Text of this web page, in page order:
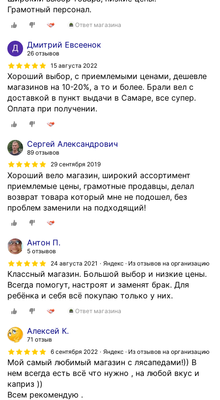
Грамотный персонал.
Ответ магазина
Дмитрий Евсеенок
26 отзывов
15 августа 2022
Хороший выбор, с приемлемыми ценами, дешевле
магазинов на 10-20%, а то и более. Брали вел с
доставкой в пункт выдачи в Самаре, все супер.
Оплата при получении.
Сергей Александрович
89 отзывов
29 сентября 2019
Хороший вело магазин, широкий ассортимент
приемлемые цены, грамотные продавцы, делал
возврат товара который мне не подошел, без
проблем заменили на подходящий!
Антон П.
5 отзывов
24 августа 2021
Яндекс · Из отзывов на организацию
Классный магазин. Большой выбор и низкие цены.
Всегда помогут, настроят и заменят брак. Для
ребёнка и себя всё покупаю только у них.
Ответ магазина
Алексей К.
71 отзыв
6 сентября 2022
Яндекс · Из отзывов на организацию
Мой самый любимый магазин с лясапедами!)) В
нем всегда есть всё что нужно , на любой вкус и
каприз ))
Всем рекомендую .